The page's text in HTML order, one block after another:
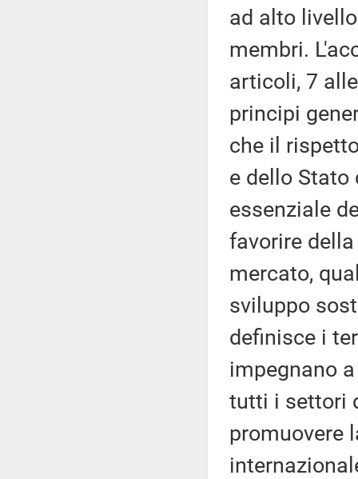
ad alto
membri.
articoli, 7
principi
che il
e dello
essenziale
favorire
mercato,
sviluppo
definisce i
impegnano
tutti i settori
promuovere